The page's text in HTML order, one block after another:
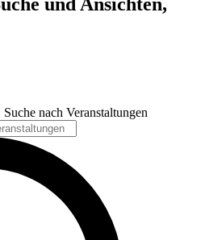
nach Veranstaltungen